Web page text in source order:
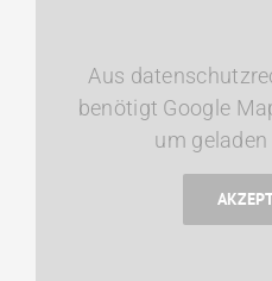
Aus
benötigt Google
um